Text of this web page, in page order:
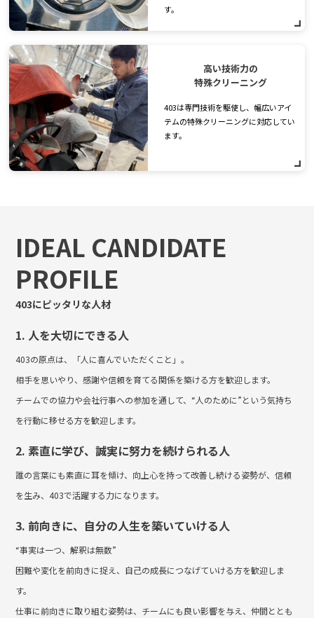
す。
高い技術力の
特殊クリーニング
403は専門技術を駆使し、幅広いアイ
テムの特殊クリーニングに対応してい
ます。
IDEAL CANDIDATE
PROFILE
403にピッタリな人材
1. 人を大切にできる人
403の原点は、「人に喜んでいただくこと」。
相手を思いやり、感謝や信頼を育てる関係を築ける方を歓迎します。
チームでの協力や会社行事への参加を通して、“人のために”という気持ち
を行動に移せる方を歓迎します。
2. 素直に学び、誠実に努力を続けられる人
誰の言葉にも素直に耳を傾け、向上心を持って改善し続ける姿勢が、信頼
を生み、403で活躍する力になります。
3. 前向きに、自分の人生を築いていける人
“事実は一つ、解釈は無数”
困難や変化を前向きに捉え、自己の成長につなげていける方を歓迎しま
す。
仕事に前向きに取り組む姿勢は、チームにも良い影響を与え、仲間ととも